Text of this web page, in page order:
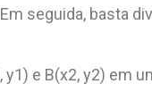
seguida, basta
e B(x2, y2) em